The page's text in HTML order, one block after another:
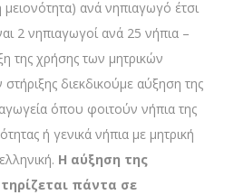
ανά νηπιαγωγό έτσι
2 νηπιαγωγοί ανά 25 νήπια –
της χρήσης των μητρικών
διεκδικούμε αύξηση της
όπου φοιτούν νήπια της
ή γενικά νήπια με μητρική
Η αύξηση της
πάντα σε